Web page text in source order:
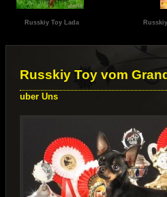
Russkiy Toy Lada
Russkiy Toy vom
uber Uns